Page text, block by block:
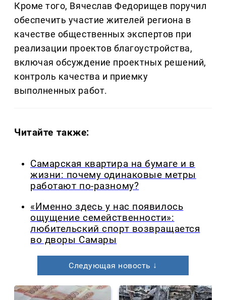
Кроме того, Вячеслав Федорищев поручил
обеспечить участие жителей региона в
качестве общественных экспертов при
реализации проектов благоустройства,
включая обсуждение проектных решений,
контроль качества и приемку
выполненных работ.
Читайте также:
Самарская квартира на бумаге и в
жизни: почему одинаковые метры
работают по-разному?
«Именно здесь у нас появилось
ощущение семейственности»:
любительский спорт возвращается
во дворы Самары
Следующая новость ↓